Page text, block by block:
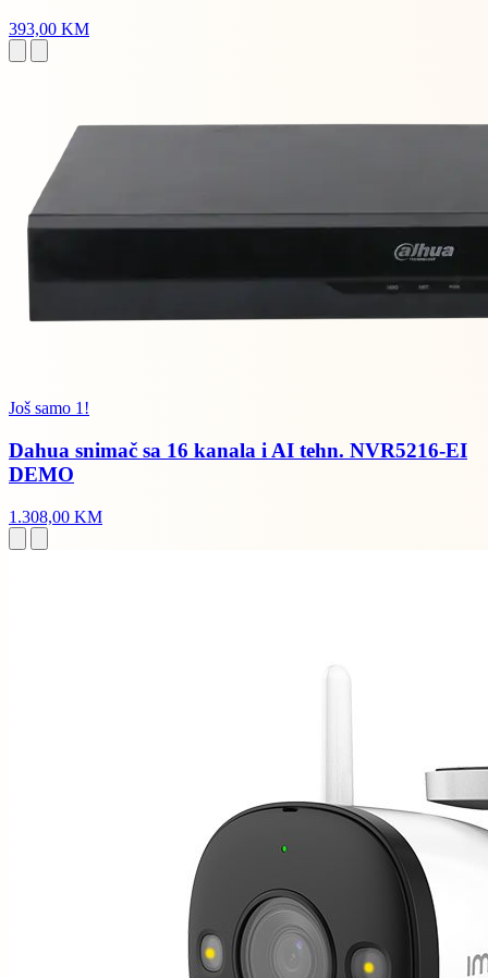
393,00 KM
Još samo 1!
Dahua snimač sa 16 kanala i AI tehn. NVR5216-EI
DEMO
1.308,00 KM